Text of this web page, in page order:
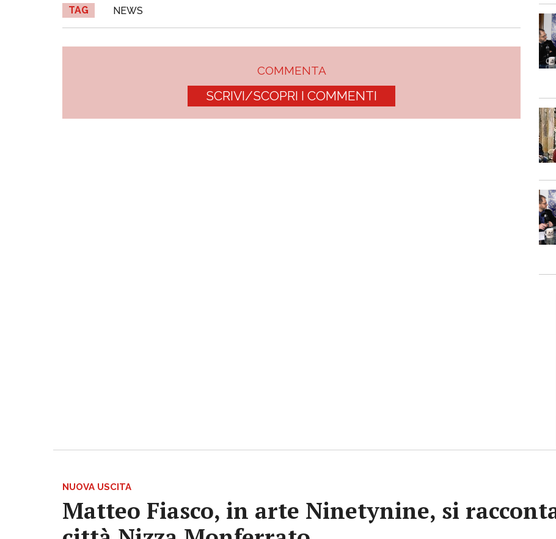
TAG NEWS
COMMENTA
SCRIVI/SCOPRI I COMMENTI
NUOVA USCITA
Matteo Fiasco, in arte Ninetynine, si